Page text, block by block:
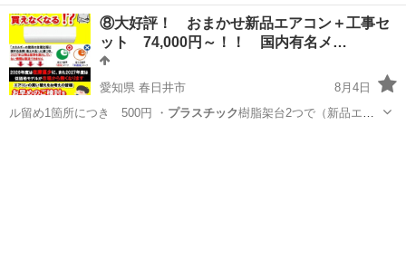
コン購入の…
愛知 刈谷市 便利屋 無料
⑧大好評！ おまかせ新品エアコン＋工事セ
ット 74,000円～！！ 国内有名メ…
愛知県 春日井市
8月4日
ル留め1箇所につき 500円 ・ プラスチック樹脂架台2つで（新品エア